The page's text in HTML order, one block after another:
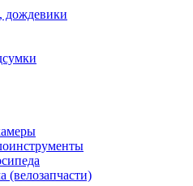
дождевики
(велозапчасти)